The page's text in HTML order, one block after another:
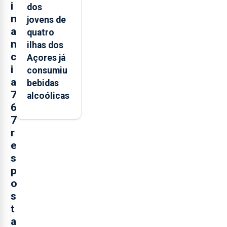
i
n
a
n
c
i
a
7
6
7
r
e
s
p
o
s
t
a
dos
jovens de
quatro
ilhas dos
Açores já
consumiu
bebidas
alcoólicas